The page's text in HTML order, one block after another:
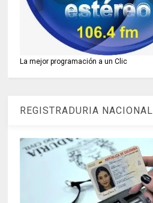
La mejor programación a un Clic
REGISTRADURIA NACIONAL